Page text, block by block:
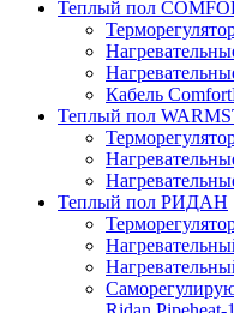
Теплый пол
Кабель
Теплый пол
Теплый пол РИДАН